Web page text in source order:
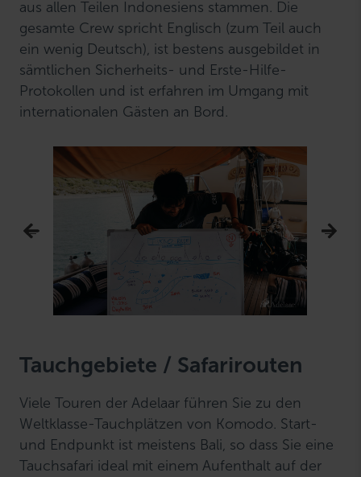
aus allen Teilen Indonesiens stammen. Die
gesamte Crew spricht Englisch (zum Teil auch
ein wenig Deutsch), ist bestens ausgebildet in
sämtlichen Sicherheits- und Erste-Hilfe-
Protokollen und ist erfahren im Umgang mit
internationalen Gästen an Bord.
Tauchgebiete / Safarirouten
Viele Touren der Adelaar führen Sie zu den
Weltklasse-Tauchplätzen von Komodo. Start-
und Endpunkt ist meistens Bali, so dass Sie eine
Tauchsafari ideal mit einem Aufenthalt auf der